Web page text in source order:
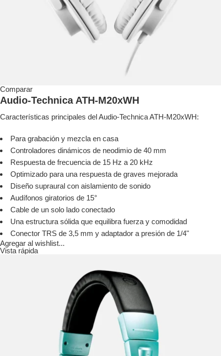
Comparar
Audio-Technica ATH-M20xWH
Características principales del Audio-Technica ATH-M20xWH:
Para grabación y mezcla en casa
Controladores dinámicos de neodimio de 40 mm
Respuesta de frecuencia de 15 Hz a 20 kHz
Optimizado para una respuesta de graves mejorada
Diseño supraural con aislamiento de sonido
Audífonos giratorios de 15°
Cable de un solo lado conectado
Una estructura sólida que equilibra fuerza y ​​comodidad
Conector TRS de 3,5 mm y adaptador a presión de 1/4"
Agregar al wishlist...
Vista rápida